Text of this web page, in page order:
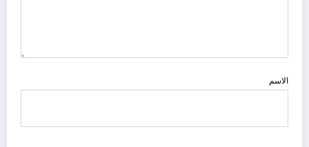
الاسم